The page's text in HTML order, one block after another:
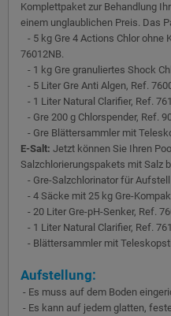
Komplettpaket zur Behandlung
einem unglaublichen Preis. Das
- 5 kg Gre 4 Actions Chlor ohne
76012NB.
- 1 kg Gre granuliertes Shock
- 5 Liter Gre Anti Algen, Ref.
- 1 Liter Natural Clarifier, Ref.
- Gre 200 g Chlorspender, Ref.
- Gre Blättersammler mit
E-Salt: Jetzt können Sie Ihren
Salzchlorierungspakets mit Salz
- Gre-Salzchlorinator für
- 4 Säcke mit 25 kg Gre-
- 20 Liter Gre-pH-Senker, Ref.
- 1 Liter Natural Clarifier, Ref.
- Blättersammler mit
Aufstellung:
- Es muss auf dem Boden
- Es kann auf jedem glatten,